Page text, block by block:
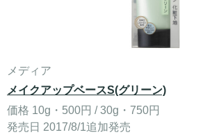
メディア
メイクアップベースS(グリーン)
価格 10g・500円 / 30g・750円
発売日 2017/8/1追加発売